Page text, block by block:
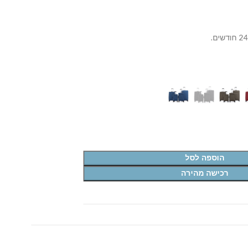
הוספה לסל
רכישה מהירה